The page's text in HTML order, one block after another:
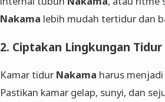
Nakama lebih mudah tertidur dan
2. Ciptakan Lingkungan
Kamar tidurNakama harus
Pastikan kamar gelap, sunyi, dan